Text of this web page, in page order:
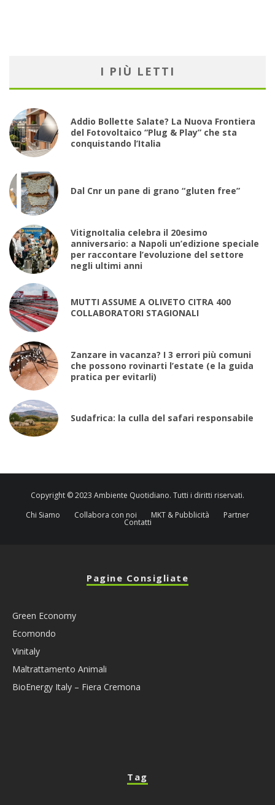
I PIÙ LETTI
Addio Bollette Salate? La Nuova Frontiera
del Fotovoltaico “Plug & Play” che sta
conquistando l’Italia
Dal Cnr un pane di grano “gluten free”
VitignoItalia celebra il 20esimo
anniversario: a Napoli un’edizione speciale
per raccontare l’evoluzione del settore
negli ultimi anni
MUTTI ASSUME A OLIVETO CITRA 400
COLLABORATORI STAGIONALI
Zanzare in vacanza? I 3 errori più comuni
che possono rovinarti l’estate (e la guida
pratica per evitarli)
Sudafrica: la culla del safari responsabile
Copyright © 2023 Ambiente Quotidiano. Tutti i diritti riservati.
Chi Siamo
Collabora con noi MKT & Pubblicità Partner
Contatti
Pagine Consigliate
Green Economy
Ecomondo
Vinitaly
Maltrattamento Animali
BioEnergy Italy – Fiera Cremona
Tag